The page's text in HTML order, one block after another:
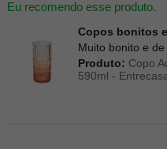
Eu recomendo esse produto.
Copos bonitos
Muito bonito e
Produto: Copo
590ml -